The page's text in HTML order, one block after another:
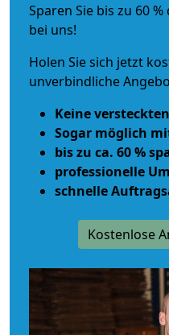
Sparen Sie bis zu 60
bei uns!
Holen Sie sich jetzt
unverbindliche
Keine
Sogar möglich
bis zu ca. 60 %
professionelle
schnelle
Kostenlose